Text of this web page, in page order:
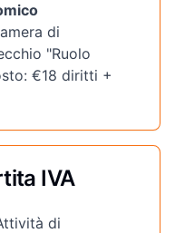
di
"Ruolo
€18 diritti +
IVA
di